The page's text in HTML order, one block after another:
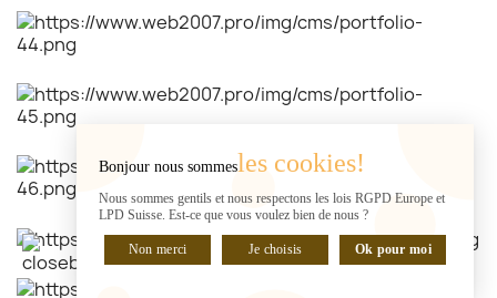
Bonjour nous sommesles cookies!
Nous sommes gentils et nous respectons les lois RGPD Europe et
LPD Suisse. Est-ce que vous voulez bien de nous ?
Non merci Je choisis Ok pour moi